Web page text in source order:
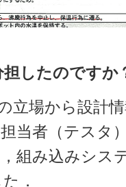
したのですか
立場から設計
当者（テスタ
組み込みシス
．